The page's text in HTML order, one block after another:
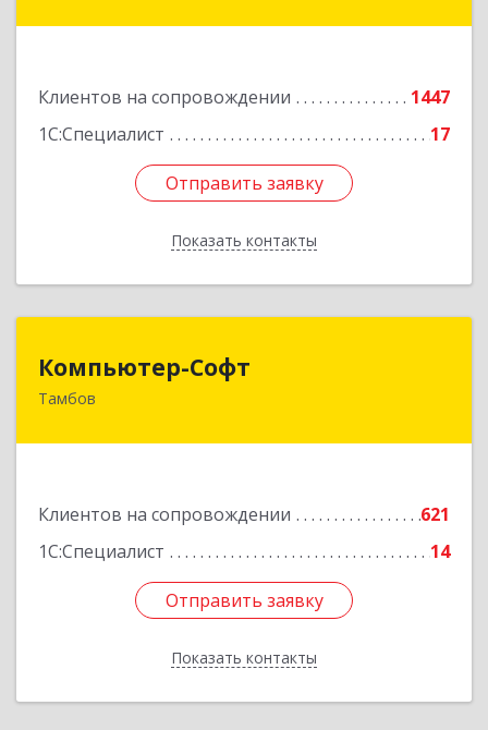
Клиентов на сопровождении
1447
1С:Специалист
17
Отправить заявку
Показать контакты
Отправить заявку
Назад
Компьютер-Софт
Тамбов
Клиентов на сопровождении
621
1С:Специалист
14
Отправить заявку
Показать контакты
392000, Тамбовская обл, Тамбов г, Советская
Отправить заявку
Назад